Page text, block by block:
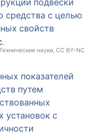
средства с целью
свойств
Технические науки, CC BY-NC
показателей
путем
установок с